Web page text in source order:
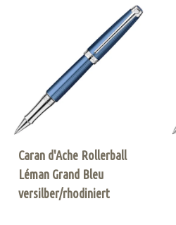
Caran d'Ache Rollerball
Léman Grand Bleu
versilber/rhodiniert